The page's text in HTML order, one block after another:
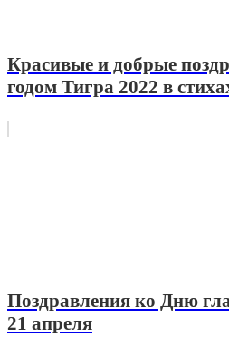
Красивые и добрые
годом Тигра 2022 в
Поздравления ко Дню
21 апреля